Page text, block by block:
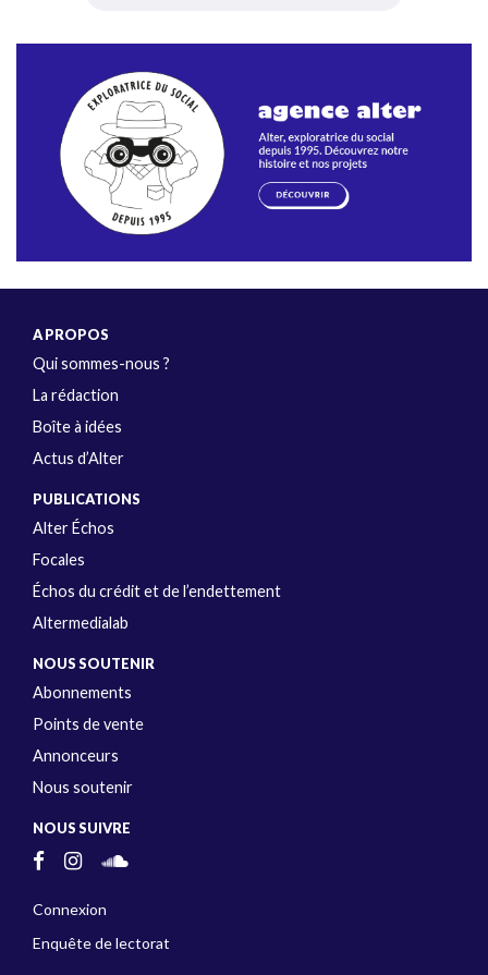
A PROPOS
Qui sommes-nous ?
La rédaction
Boîte à idées
Actus d’Alter
PUBLICATIONS
Alter Échos
Focales
Échos du crédit et de l’endettement
Altermedialab
NOUS SOUTENIR
Abonnements
Points de vente
Annonceurs
Nous soutenir
NOUS SUIVRE
Connexion
Enquête de lectorat